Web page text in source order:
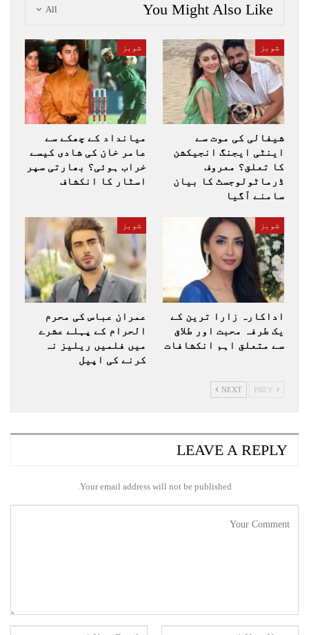
All You Might Also Like
شوبز
شیفالی کی موت سے
اینٹی ایجنگ انجیکشن
کا تعلق؟ معروف
ڈرماٹولوجسٹ کا بیان
سامنے آگیا
شوبز
میانداد کے چھکے سے
عامر خان کی شادی کیسے
خراب ہوئی؟ بھارتی سپر
اسٹار کا انکشاف
شوبز
اداکارہ زارا ترین کے
یک طرفہ محبت اور طلاق
سے متعلق اہم انکشافات
شوبز
عمران عباس کی محرم
الحرام کے پہلے عشرے
میں فلمیں ریلیز نہ
کرنے کی اپیل
NEXT
LEAVE A REPLY
Your email address will not be published.